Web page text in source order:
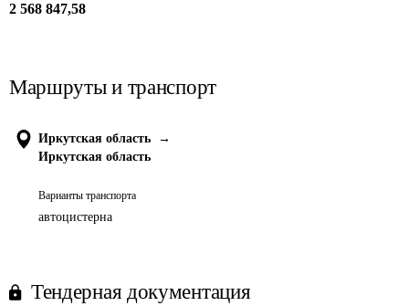
2 568 847,58
Маршруты и транспорт
Иркутская область
→
Иркутская область
Варианты транспорта
автоцистерна
Тендерная документация